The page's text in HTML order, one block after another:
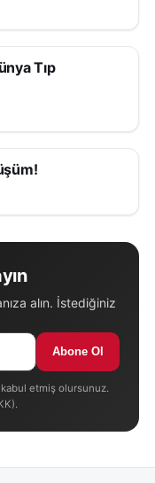
Tıp
alın. İstediğiniz
Abone Ol
etmiş olursunuz.